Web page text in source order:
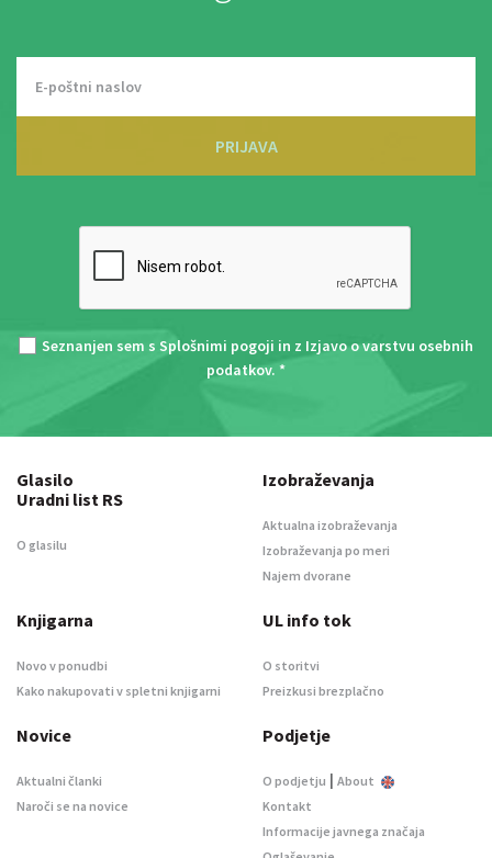
PRIJAVA
Seznanjen sem s Splošnimi pogoji in z Izjavo o varstvu osebnih
podatkov. *
Glasilo
Uradni list RS
O glasilu
Izobraževanja
Aktualna izobraževanja
Izobraževanja po meri
Najem dvorane
Knjigarna
Novo v ponudbi
Kako nakupovati v spletni knjigarni
UL info tok
O storitvi
Preizkusi brezplačno
Novice
Aktualni članki
Naroči se na novice
Podjetje
O podjetju | About
Kontakt
Informacije javnega značaja